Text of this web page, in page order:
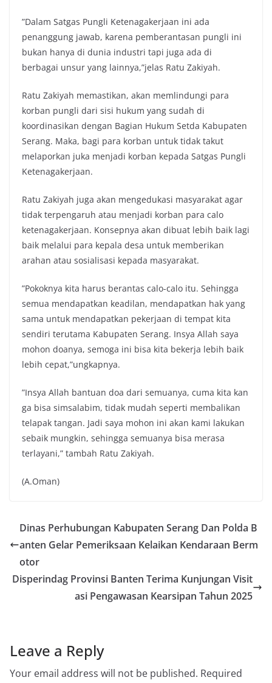
”Dalam Satgas Pungli Ketenagakerjaan ini ada
penanggung jawab, karena pemberantasan pungli ini
bukan hanya di dunia industri tapi juga ada di
berbagai unsur yang lainnya,”jelas Ratu Zakiyah.
Ratu Zakiyah memastikan, akan memlindungi para
korban pungli dari sisi hukum yang sudah di
koordinasikan dengan Bagian Hukum Setda Kabupaten
Serang. Maka, bagi para korban untuk tidak takut
melaporkan juka menjadi korban kepada Satgas Pungli
Ketenagakerjaan.
Ratu Zakiyah juga akan mengedukasi masyarakat agar
tidak terpengaruh atau menjadi korban para calo
ketenagakerjaan. Konsepnya akan dibuat lebih baik lagi
baik melalui para kepala desa untuk memberikan
arahan atau sosialisasi kepada masyarakat.
”Pokoknya kita harus berantas calo-calo itu. Sehingga
semua mendapatkan keadilan, mendapatkan hak yang
sama untuk mendapatkan pekerjaan di tempat kita
sendiri terutama Kabupaten Serang. Insya Allah saya
mohon doanya, semoga ini bisa kita bekerja lebih baik
lebih cepat,”ungkapnya.
”Insya Allah bantuan doa dari semuanya, cuma kita kan
ga bisa simsalabim, tidak mudah seperti membalikan
telapak tangan. Jadi saya mohon ini akan kami lakukan
sebaik mungkin, sehingga semuanya bisa merasa
terlayani,” tambah Ratu Zakiyah.
(A.Oman)
Dinas Perhubungan Kabupaten Serang Dan Polda B
anten Gelar Pemeriksaan Kelaikan Kendaraan Berm
otor
Disperindag Provinsi Banten Terima Kunjungan Visit
asi Pengawasan Kearsipan Tahun 2025
Leave a Reply
Your email address will not be published. Required